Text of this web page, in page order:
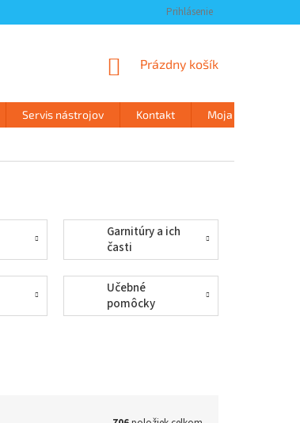
Prihlásenie
NÁKUPNÝ
Prázdny košík
Servis nástrojov Kontakt Moja objednávka
Garnitúry a ich
časti
Učebné
pomôcky